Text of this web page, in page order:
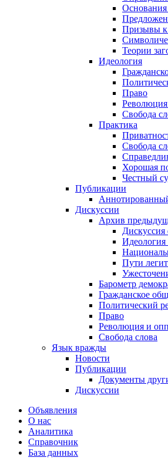
Основания
Призывы к
Теории
Идеология
Право
Свобода
Практика
Свобода
Хорошая
Честный
Публикации
Дискуссии
Архив
Дискуссия
Идеология
Пути
Барометр
Гражданское
Политический
Право
Революция и
Свобода слова
Язык вражды
Новости
Публикации
Документы
Дискуссии
Объявления
О нас
Аналитика
Справочник
База данных